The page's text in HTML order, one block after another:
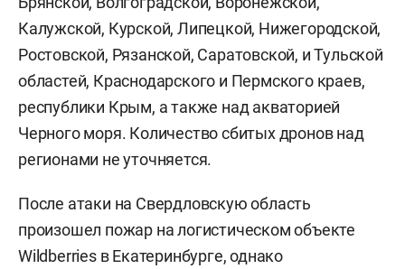
Калужской, Курской, Липецкой, Нижегородской,
Ростовской, Рязанской, Саратовской, и Тульской
областей, Краснодарского и Пермского краев,
республики Крым, а также над акваторией
Черного моря. Количество сбитых дронов над
регионами не уточняется.
После атаки на Свердловскую область
произошел пожар на логистическом объекте
Wildberries в Екатеринбурге, однако